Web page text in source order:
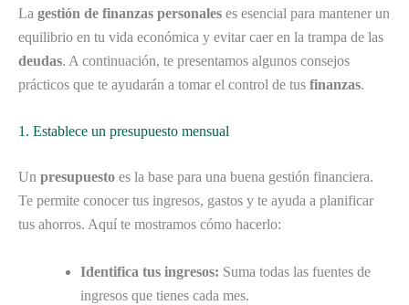
La gestión de finanzas personales es esencial para mantener un
equilibrio en tu vida económica y evitar caer en la trampa de las
deudas. A continuación, te presentamos algunos consejos
prácticos que te ayudarán a tomar el control de tus finanzas.
1. Establece un presupuesto mensual
Un presupuesto es la base para una buena gestión financiera.
Te permite conocer tus ingresos, gastos y te ayuda a planificar
tus ahorros. Aquí te mostramos cómo hacerlo:
Identifica tus ingresos: Suma todas las fuentes de
ingresos que tienes cada mes.